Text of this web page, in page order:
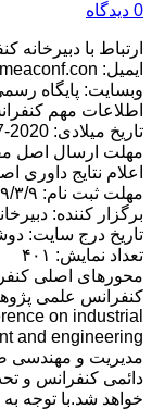
0 دیدگاه
ارتباط با دبیرخانه
ایمیل: info@cmeaconf.con
وبسایت: پایگاه
اطلاعات مهم کنفرانس
تاریخ میلادی: 2020-07-07
مهلت ارسال اصل مقاله:
اعلام نتایج داوری اصل
مهلت ثبت نام: ۱۳۹۹/۳/۹
برگزار کننده:
تاریخ درج سایت: دوشنبه، ۲۵
تعداد نمایش: ۴۰۱
محورهای اصلی
کنفرانس علمی
on industrial
دائمی کنفرانس و
خواهد شد.با توجه